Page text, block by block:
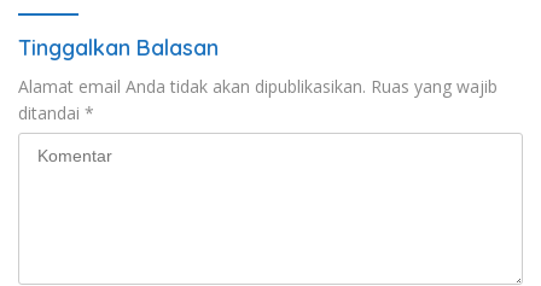
Tinggalkan Balasan
Alamat email Anda tidak akan dipublikasikan. Ruas yang wajib
ditandai *